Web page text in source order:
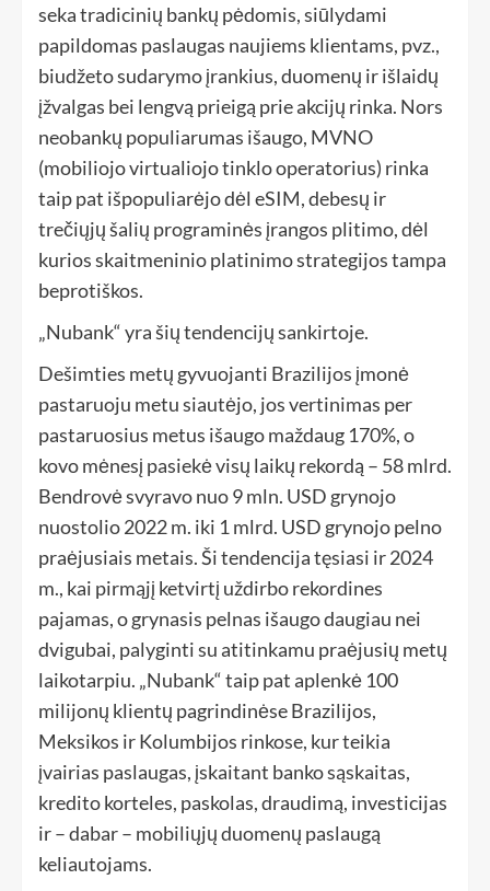
seka tradicinių bankų pėdomis, siūlydami
papildomas paslaugas naujiems klientams, pvz.,
biudžeto sudarymo įrankius, duomenų ir išlaidų
įžvalgas bei lengvą prieigą prie akcijų rinka. Nors
neobankų populiarumas išaugo, MVNO
(mobiliojo virtualiojo tinklo operatorius) rinka
taip pat išpopuliarėjo dėl eSIM, debesų ir
trečiųjų šalių programinės įrangos plitimo, dėl
kurios skaitmeninio platinimo strategijos tampa
beprotiškos.
„Nubank“ yra šių tendencijų sankirtoje.
Dešimties metų gyvuojanti Brazilijos įmonė
pastaruoju metu siautėjo, jos vertinimas per
pastaruosius metus išaugo maždaug 170%, o
kovo mėnesį pasiekė visų laikų rekordą – 58 mlrd.
Bendrovė svyravo nuo 9 mln. USD grynojo
nuostolio 2022 m. iki 1 mlrd. USD grynojo pelno
praėjusiais metais. Ši tendencija tęsiasi ir 2024
m., kai pirmąjį ketvirtį uždirbo rekordines
pajamas, o grynasis pelnas išaugo daugiau nei
dvigubai, palyginti su atitinkamu praėjusių metų
laikotarpiu. „Nubank“ taip pat aplenkė 100
milijonų klientų pagrindinėse Brazilijos,
Meksikos ir Kolumbijos rinkose, kur teikia
įvairias paslaugas, įskaitant banko sąskaitas,
kredito korteles, paskolas, draudimą, investicijas
ir – dabar – mobiliųjų duomenų paslaugą
keliautojams.